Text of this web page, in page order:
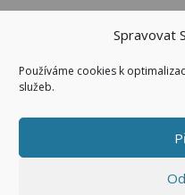
Spravovat
Používáme cookies k
služeb.
Odkazy